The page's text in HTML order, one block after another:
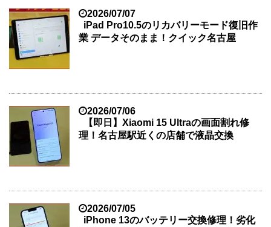
2026/07/07
iPad Pro10.5のリカバリーモード復旧作
業 データそのまま！クイック名古屋
2026/07/06
【即日】Xiaomi 15 Ultraの画面割れ修
理！名古屋駅近くの店舗で液晶交換
2026/07/05
iPhone 13のバッテリー交換修理！劣化